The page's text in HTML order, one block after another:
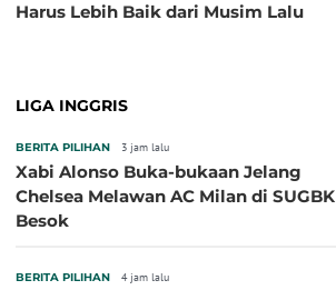
Harus Lebih Baik dari Musim Lalu
LIGA INGGRIS
BERITA PILIHAN 3 jam lalu
Xabi Alonso Buka-bukaan Jelang
Chelsea Melawan AC Milan di SUGBK
Besok
BERITA PILIHAN 4 jam lalu